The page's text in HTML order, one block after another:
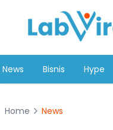
News Bisnis Hype
Home News